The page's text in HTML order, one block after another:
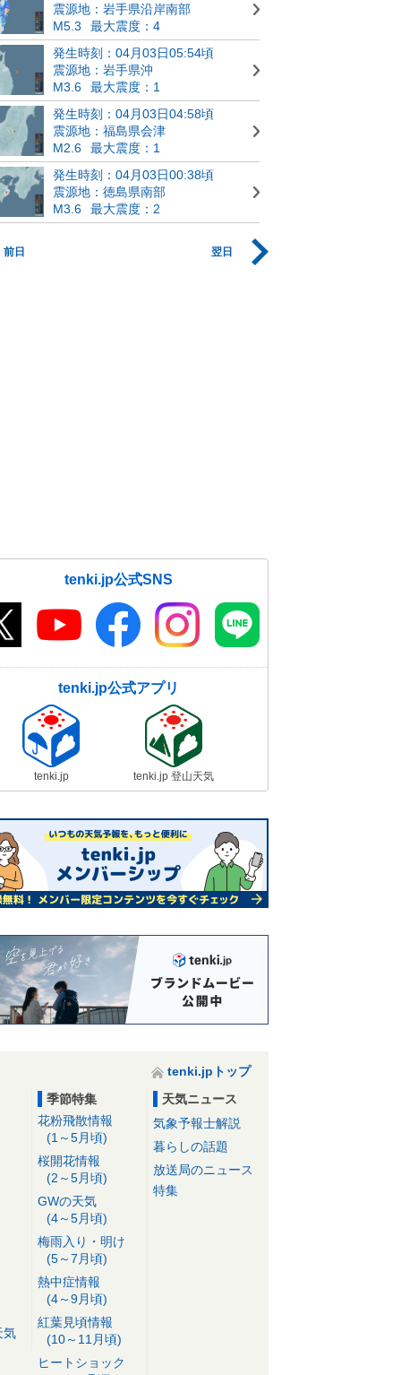
震源地：岩手県沿岸南部
M5.3
最大震度：4
発生時刻：04月03日05:54頃
震源地：岩手県沖
M3.6
最大震度：1
発生時刻：04月03日04:58頃
震源地：福島県会津
M2.6
最大震度：1
発生時刻：04月03日00:38頃
震源地：徳島県南部
M3.6
最大震度：2
前日 翌日
tenki.jp公式SNS
tenki.jp公式アプリ
tenki.jp tenki.jp 登山天気
tenki.jpトップ
気
季節特集
花粉飛散情報
(1～5月頃)
桜開花情報
(2～5月頃)
GWの天気
(4～5月頃)
梅雨入り・明け
(5～7月頃)
熱中症情報
(4～9月頃)
紅葉見頃情報
(10～11月頃)
ヒートショック
天気ニュース
気象予報士解説
暮らしの話題
放送局のニュース
特集